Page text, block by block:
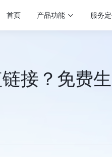
首页 产品功能 服务
接？免费